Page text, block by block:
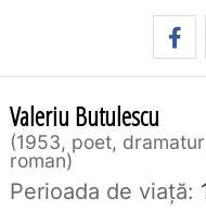
Valeriu Butulescu
1953, poet,
roman
Perioada de viaţă: